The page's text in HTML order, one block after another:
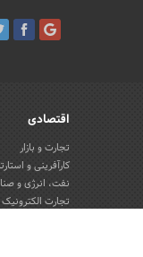
اقتصادی
تجارت و بازار
کارآفرینی و
نفت، انرژی و
تجارت